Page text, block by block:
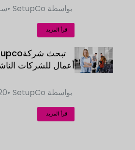
بواسطة SetupCo
اقرأ المزيد
أعمال للشركات
بواسطة SetupCo 20 سبتمبر
اقرأ المزيد